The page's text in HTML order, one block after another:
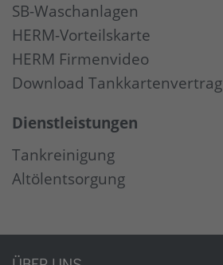
SB-Waschanlagen
HERM-Vorteilskarte
HERM Firmenvideo
Download Tankkartenvertrag
Dienstleistungen
Tankreinigung
Altölentsorgung